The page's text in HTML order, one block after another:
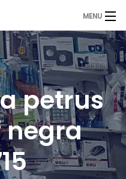
MENU
petrus
negra